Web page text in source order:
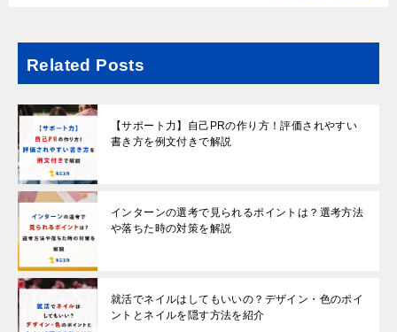
Related Posts
【サポート力】自己PRの作り方！評価されやすい
書き方を例文付きで解説
インターンの選考で見られるポイントは？選考方法
や落ちた時の対策を解説
就活でネイルはしてもいいの？デザイン・色のポイ
ントとネイルを隠す方法を紹介